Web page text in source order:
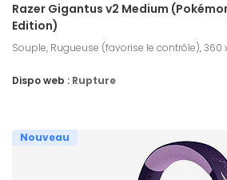
Razer Gigantus v2 Medium
Edition)
Souple, Rugueuse (favorise le contrôle), 360
Dispo web : Rupture
Nouveau